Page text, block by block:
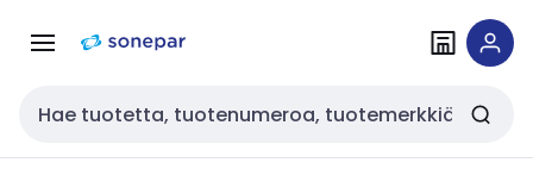
navigointiinsisältöön
Haku